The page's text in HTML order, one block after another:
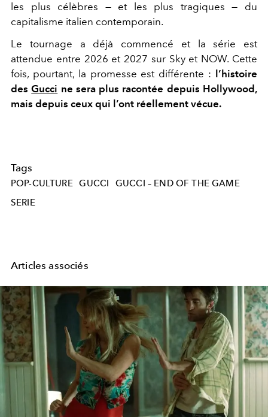
les plus célèbres — et les plus tragiques — du
capitalisme italien contemporain.
Le tournage a déjà commencé et la série est
attendue entre 2026 et 2027 sur Sky et NOW. Cette
fois, pourtant, la promesse est différente : l’histoire
desGucci ne sera plus racontée depuis Hollywood,
mais depuis ceux qui l’ont réellement vécue.
Tags
POP-CULTURE GUCCI
GUCCI – END OF THE GAME
SERIE
Articles associés